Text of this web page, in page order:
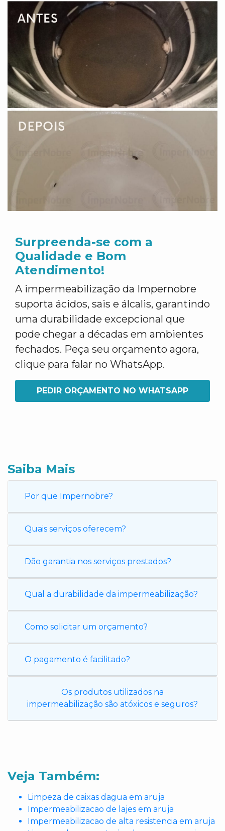
Surpreenda-se com a
Qualidade e Bom
Atendimento!
A impermeabilização da Impernobre
suporta ácidos, sais e álcalis, garantindo
uma durabilidade excepcional que
pode chegar a décadas em ambientes
fechados. Peça seu orçamento agora,
clique para falar no WhatsApp.
PEDIR ORÇAMENTO NO WHATSAPP
Saiba Mais
Por que Impernobre?
Quais serviços oferecem?
Dão garantia nos serviços prestados?
Qual a durabilidade da impermeabilização?
Como solicitar um orçamento?
O pagamento é facilitado?
Os produtos utilizados na
impermeabilização são atóxicos e seguros?
Veja Também:
Limpeza de caixas dagua em aruja
Impermeabilizacao de lajes em aruja
Impermeabilizacao de alta resistencia em aruja